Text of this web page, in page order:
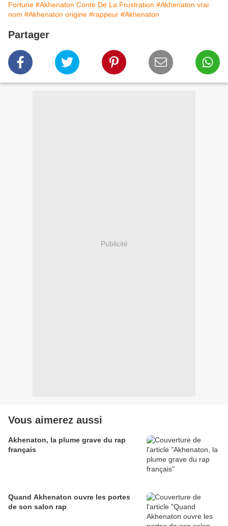
Fortune #Akhenaton Conte De La Frustration #Akhenaton vrai
nom #Akhenaton origine #rappeur #Akhenaton
Partager
Publicité
Vous aimerez aussi
Akhenaton, la plume grave du rap
français
Quand Akhenaton ouvre les portes
de son salon rap